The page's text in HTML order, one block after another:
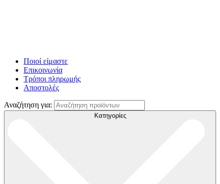
Ποιοί είμαστε
Επικοινωνία
Τρόποι πληρωμής
Αποστολές
Αναζήτηση για:
Κατηγορίες